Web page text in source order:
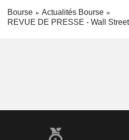
Bourse
Actualités Bourse
REVUE DE PRESSE - Wall